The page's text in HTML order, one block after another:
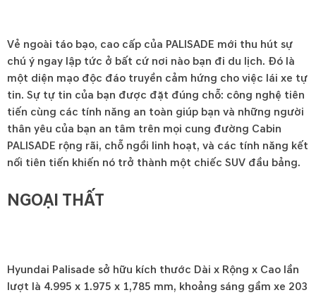
Vẻ ngoài táo bạo, cao cấp của PALISADE mới thu hút sự
chú ý ngay lập tức ở bất cứ nơi nào bạn đi du lịch. Đó là
một diện mạo độc đáo truyền cảm hứng cho việc lái xe tự
tin. Sự tự tin của bạn được đặt đúng chỗ: công nghệ tiên
tiến cùng các tính năng an toàn giúp bạn và những người
thân yêu của bạn an tâm trên mọi cung đường Cabin
PALISADE rộng rãi, chỗ ngồi linh hoạt, và các tính năng kết
nối tiên tiến khiến nó trở thành một chiếc SUV đầu bảng.
NGOẠI THẤT
Hyundai Palisade sở hữu kích thước Dài x Rộng x Cao lần
lượt là 4.995 x 1.975 x 1,785 mm, khoảng sáng gầm xe 203